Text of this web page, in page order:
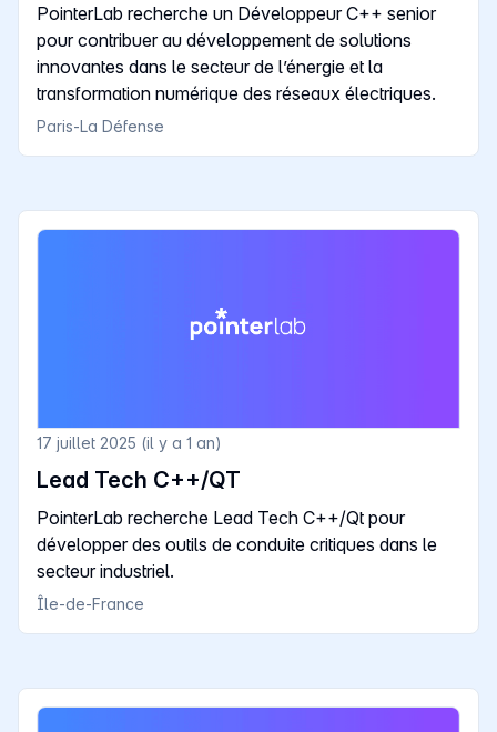
PointerLab recherche un Développeur C++ senior
pour contribuer au développement de solutions
innovantes dans le secteur de l’énergie et la
transformation numérique des réseaux électriques.
Paris-La Défense
17 juillet 2025 (il y a 1 an)
Lead Tech C++/QT
PointerLab recherche Lead Tech C++/Qt pour
développer des outils de conduite critiques dans le
secteur industriel.
Île-de-France